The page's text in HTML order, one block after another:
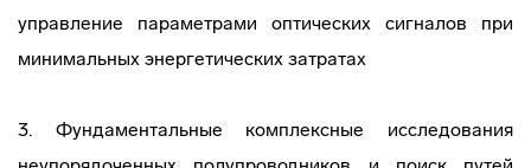
управление параметрами оптических сигналов при
минимальных энергетических затратах
3. Фундаментальные комплексные исследования